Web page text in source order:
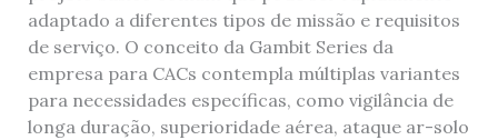
adaptado a diferentes tipos de missão e requisitos
de serviço. O conceito da Gambit Series da
empresa para CACs contempla múltiplas variantes
para necessidades específicas, como vigilância de
longa duração, superioridade aérea, ataque ar-solo